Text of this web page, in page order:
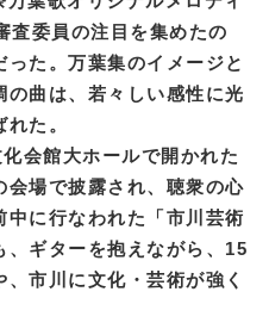
査委員の注目を集めたの
た。万葉集のイメージと
曲は、若々しい感性に光
た。
会館大ホールで開かれた
会場で披露され、聴衆の心
に行なわれた「市川芸術
ギターを抱えながら、15
市川に文化・芸術が強く